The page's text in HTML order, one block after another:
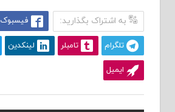
به اشتراک بگذارید: فیسبوک
تلگرام تامبلر لینکدین
ایمیل